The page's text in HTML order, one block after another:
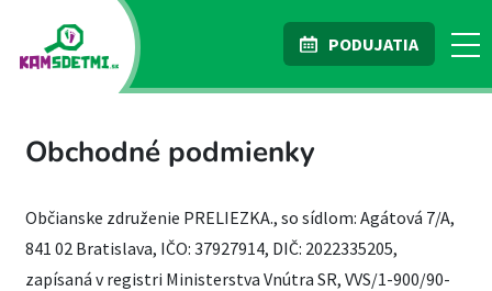
PODUJATIA
Obchodné podmienky
Občianske združenie PRELIEZKA., so sídlom: Agátová 7/A,
841 02 Bratislava, IČO: 37927914, DIČ: 2022335205,
zapísaná v registri Ministerstva Vnútra SR, VVS/1-900/90-